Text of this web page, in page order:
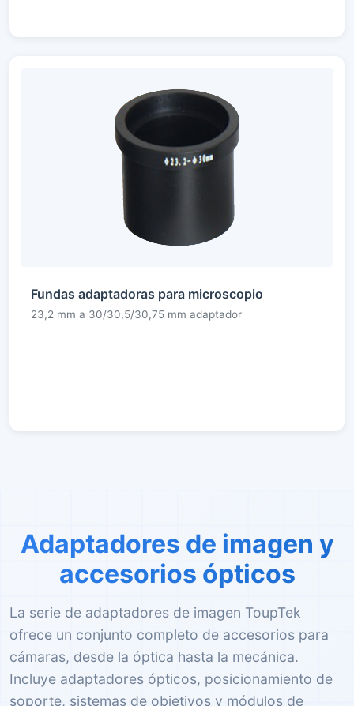
Fundas adaptadoras para microscopio
23,2 mm a 30/30,5/30,75 mm adaptador
Adaptadores de imagen y
accesorios ópticos
La serie de adaptadores de imagen ToupTek
ofrece un conjunto completo de accesorios para
cámaras, desde la óptica hasta la mecánica.
Incluye adaptadores ópticos, posicionamiento de
soporte, sistemas de objetivos y módulos de